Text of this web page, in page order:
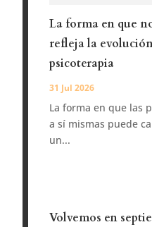
La forma en que
refleja la
psicoterapia
31 Jul 2026
La forma en que las
a sí mismas puede
un...
Volvemos en